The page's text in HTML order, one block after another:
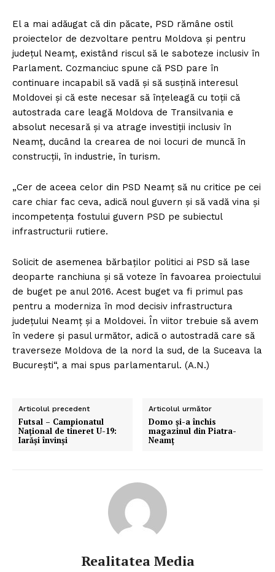
El a mai adăugat că din păcate, PSD rămâne ostil
proiectelor de dezvoltare pentru Moldova şi pentru
judeţul Neamţ, existând riscul să le saboteze inclusiv în
Parlament. Cozmanciuc spune că PSD pare în
continuare incapabil să vadă şi să susţină interesul
Moldovei şi că este necesar să înţeleagă cu toţii că
autostrada care leagă Moldova de Transilvania e
absolut necesară şi va atrage investiţii inclusiv în
Neamţ, ducând la crearea de noi locuri de muncă în
construcţii, în industrie, în turism.
„Cer de aceea celor din PSD Neamţ să nu critice pe cei
care chiar fac ceva, adică noul guvern şi să vadă vina şi
incompetenţa fostului guvern PSD pe subiectul
infrastructurii rutiere.
Solicit de asemenea bărbaţilor politici ai PSD să lase
deoparte ranchiuna şi să voteze în favoarea proiectului
de buget pe anul 2016. Acest buget va fi primul pas
pentru a moderniza în mod decisiv infrastructura
judeţului Neamţ şi a Moldovei. În viitor trebuie să avem
în vedere şi pasul următor, adică o autostradă care să
traverseze Moldova de la nord la sud, de la Suceava la
Bucureşti“, a mai spus parlamentarul. (A.N.)
Articolul precedent
Futsal – Campionatul
Naţional de tineret U-19:
Iarăşi învinşi
Articolul următor
Domo şi-a închis
magazinul din Piatra-
Neamţ
Realitatea Media